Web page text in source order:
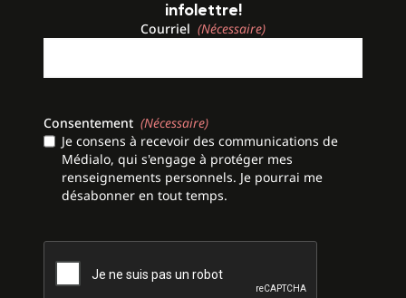
infolettre!
Courriel (Nécessaire)
Consentement (Nécessaire)
Je consens à recevoir des communications de
Médialo, qui s'engage à protéger mes
renseignements personnels. Je pourrai me
désabonner en tout temps.
CAPTCHA